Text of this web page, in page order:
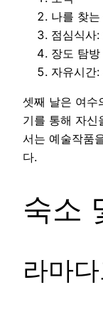
나를 찾
점심식사
장도 탐방
자유시간
셋째 날은 여수
기를 통해 자신
서는 예술작품
다.
숙소
라마